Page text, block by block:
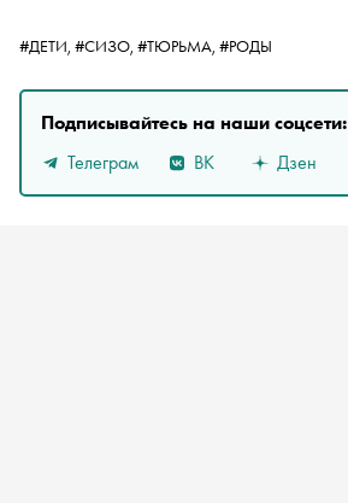
#ДЕТИ, #СИЗО, #ТЮРЬМА, #РОДЫ
Подписывайтесь на наши соцсети:
Телеграм
ВК Дзен